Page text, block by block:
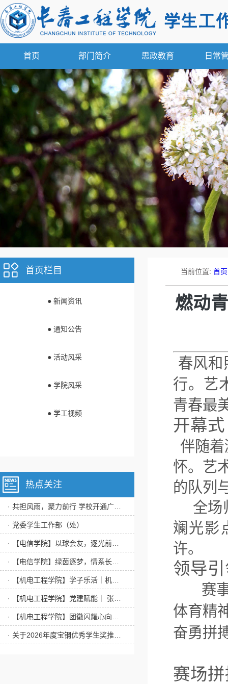
首页 部门简介 思政教育 日常
首页栏目
● 新闻资讯
● 通知公告
● 活动风采
● 学院风采
● 学工视频
热点关注
· 党委学生工作部（处）
当前位置: 首页
燃动
春风和
行。艺
青春最
开幕式
伴随
怀。艺
的队列
全场
斓光影
许。
领导
赛事
体育精
奋勇拼
赛场